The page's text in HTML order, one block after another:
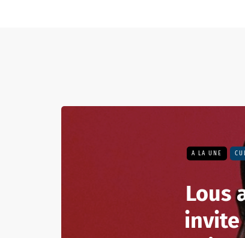
A LA UNE
Lous
invite